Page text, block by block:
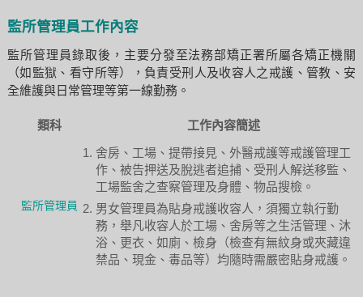
監所管理員工作內容
監所管理員錄取後，主要分發至法務部矯正署所屬各矯正機關
（如監獄、看守所等），負責受刑人及收容人之戒護、管教、安
全維護與日常管理等第一線勤務。
類科 工作內容簡述
監所管理員
舍房、工場、提帶接見、外醫戒護等戒護管理工
作、被告押送及脫逃者追捕、受刑人解送移監、
工場監舍之查察管理及身體、物品搜檢。
男女管理員為貼身戒護收容人，須獨立執行勤
務，舉凡收容人於工場、舍房等之生活管理、沐
浴、更衣、如廁、檢身（檢查有無紋身或夾藏違
禁品、現金、毒品等）均隨時需嚴密貼身戒護。